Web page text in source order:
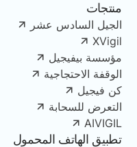
منتجات
الجيل السادس عشر
XVigil
مؤسسة بيفيجيل
الوقفة الاحتجاجية
كن فيجيل
التعرض للسحابة
AIVIGIL
تطبيق الهاتف المحمول